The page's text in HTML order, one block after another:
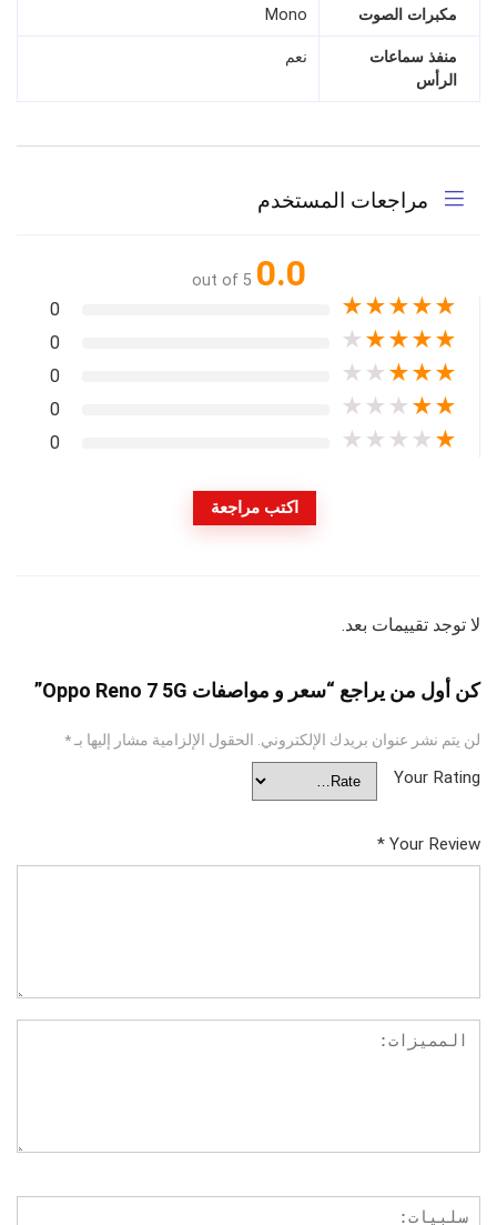
مكبرات الصوت Mono
منفذ سماعات
الرأس
نعم
مراجعات المستخدم
0.0
out of 5
★
★
★
★
★
0
★
★
★
★
★
0
★
★
★
★
★
0
★
★
★
★
★
0
★
★
★
★
★
0
اكتب مراجعة
لا توجد تقييمات بعد.
كن أول من يراجع “سعر و مواصفات Oppo Reno 7 5G”
لن يتم نشر عنوان بريدك الإلكتروني. الحقول الإلزامية مشار إليها بـ*
Your Rating
Your Review
*